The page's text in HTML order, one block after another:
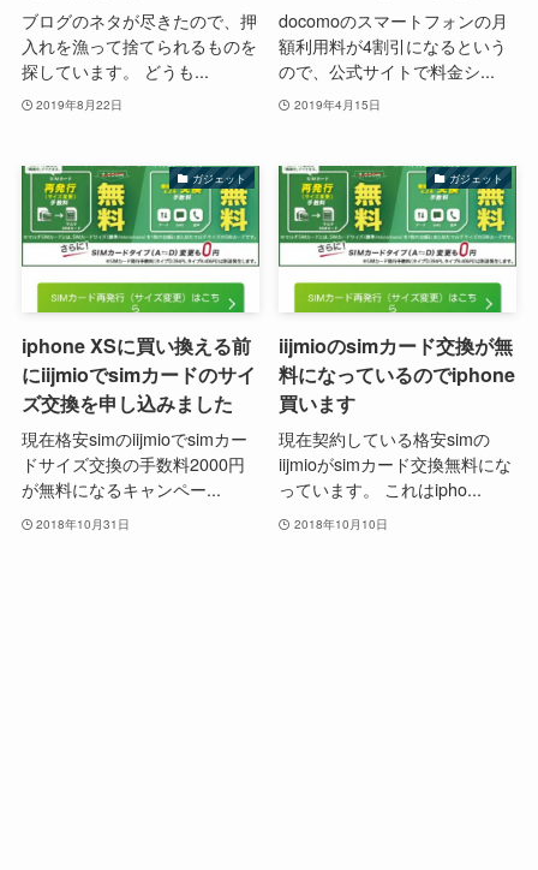
ブログのネタが尽きたので、押
入れを漁って捨てられるものを
探しています。 どうも...
2019年8月22日
docomoのスマートフォンの月
額利用料が4割引になるという
ので、公式サイトで料金シ...
2019年4月15日
ガジェット
iphone XSに買い換える前
にiijmioでsimカードのサイ
ズ交換を申し込みました
現在格安simのiijmioでsimカー
ドサイズ交換の手数料2000円
が無料になるキャンペー...
2018年10月31日
ガジェット
iijmioのsimカード交換が無
料になっているのでiphone
買います
現在契約している格安simの
iijmioがsimカード交換無料にな
っています。 これはipho...
2018年10月10日